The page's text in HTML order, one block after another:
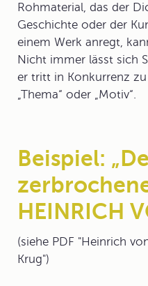
Rohmaterial, das der
Geschichte oder der
einem Werk anregt,
Nicht immer lässt sich
er tritt in Konkurrenz zu
„Thema“ oder „Motiv“.
Beispiel:
HEINRICH
(siehe PDF "Heinrich
Krug")